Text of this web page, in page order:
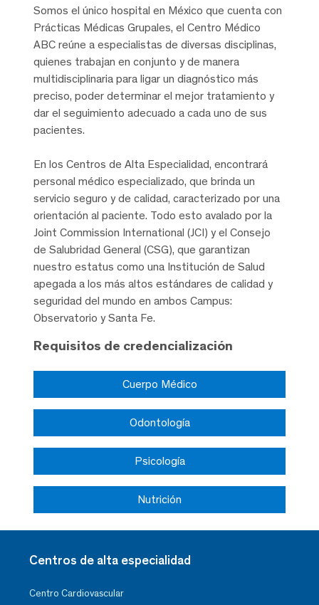
Somos el único hospital en México que cuenta con
Prácticas Médicas Grupales, el Centro Médico
ABC reúne a especialistas de diversas disciplinas,
quienes trabajan en conjunto y de manera
multidisciplinaria para ligar un diagnóstico más
preciso, poder determinar el mejor tratamiento y
dar el seguimiento adecuado a cada uno de sus
pacientes.
En los Centros de Alta Especialidad, encontrará
personal médico especializado, que brinda un
servicio seguro y de calidad, caracterizado por una
orientación al paciente. Todo esto avalado por la
Joint Commission International (JCI) y el Consejo
de Salubridad General (CSG), que garantizan
nuestro estatus como una Institución de Salud
apegada a los más altos estándares de calidad y
seguridad del mundo en ambos Campus:
Observatorio y Santa Fe.
Requisitos de credencialización
Cuerpo Médico
Odontología
Psicología
Nutrición
Centros de alta especialidad
Centro Cardiovascular